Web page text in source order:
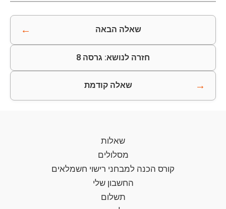
שאלה הבאה ←
חזרה לנושא: גרסה 8
→ שאלה קודמת
שאלות
מסלולים
קורס הכנה למבחני רישוי חשמלאים
החשבון שלי
תשלום